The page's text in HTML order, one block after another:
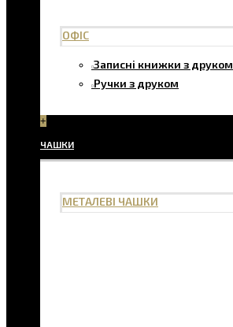
ОФІС
Записні книжки з друком
Ручки з друком
+
ЧАШКИ
МЕТАЛЕВІ ЧАШКИ